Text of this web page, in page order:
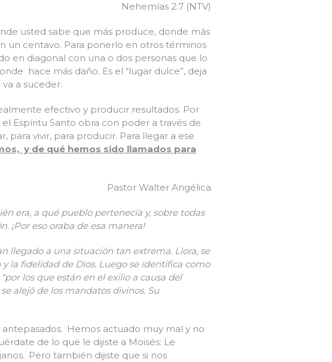
Nehemías 2:7 (NTV)
usted sabe que más produce, donde más
un centavo. Para ponerlo en otros términos
en diagonal con una o dos personas que lo
hace más daño. Es el “lugar dulce”, deja
a suceder.
efectivo y producir resultados. Por
Espíritu Santo obra con poder a través de
vivir, para producir. Para llegar a ese
y de qué hemos sido llamados para
Pastor Walter Angélica
era, a qué pueblo pertenecía y, sobre todas
¡Por eso oraba de esa manera!
llegado a una situación tan extrema. Llora, se
la fidelidad de Dios. Luego se identifica como
los que están en el exilio a causa del
alejó de los mandatos divinos. Su
Hemos actuado muy mal y no
de lo que le dijiste a Moisés: Le
Pero también dijiste que si nos